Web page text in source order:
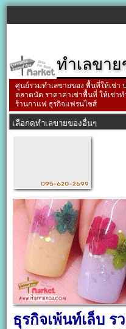
ทำเลขา
ศูนย์รวมทำเลขายของ พื้นที่ให้เช่า
ตลาดนัด ราคาค่าเช่าพื้นที่ ให้เช่า
ร้านกาแฟ ธุรกิจแฟรนไชส์
ธุรกิจเพ้นท์เล็บ ร